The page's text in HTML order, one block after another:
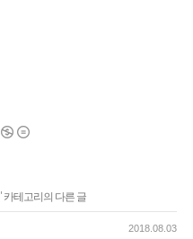
' 카테고리의 다른 글
2018.08.03